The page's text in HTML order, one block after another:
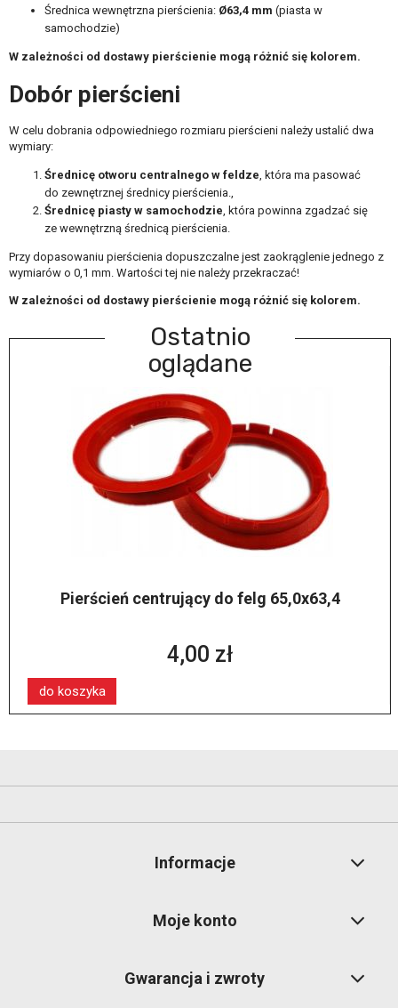
Średnica wewnętrzna pierścienia: Ø63,4 mm (piasta w
samochodzie)
W zależności od dostawy pierścienie mogą różnić się kolorem.
Dobór pierścieni
W celu dobrania odpowiedniego rozmiaru pierścieni należy ustalić dwa
wymiary:
Średnicę otworu centralnego w feldze , która ma pasować
do zewnętrznej średnicy pierścienia.,
Średnicę piasty w samochodzie , która powinna zgadzać się
ze wewnętrzną średnicą pierścienia.
Przy dopasowaniu pierścienia dopuszczalne jest zaokrąglenie jednego z
wymiarów o 0,1 mm. Wartości tej nie należy przekraczać!
W zależności od dostawy pierścienie mogą różnić się kolorem.
Ostatnio
oglądane
Pierścień centrujący do felg 65,0x63,4
4,00 zł
do koszyka
Informacje
Moje konto
Gwarancja i zwroty